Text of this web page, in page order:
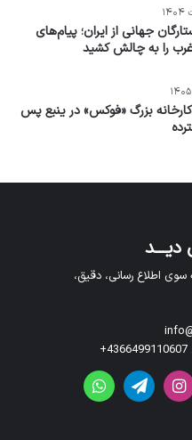
جهانی از ایران؛ پیام‌های
را به چالش کشید
بزرگ «فوکس» در ینبع پس
دیـــد
اطلاع رسانی، دقیق،
اینستاگرامتلگرامواتس آپ